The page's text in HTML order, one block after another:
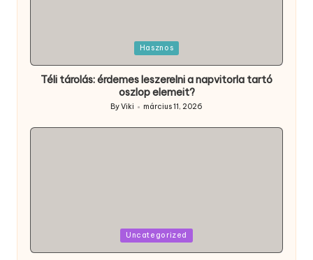
Hasznos
Téli tárolás: érdemes leszerelni a napvitorla tartó
oszlop elemeit?
Posted
ByViki március 11, 2026
Uncategorized